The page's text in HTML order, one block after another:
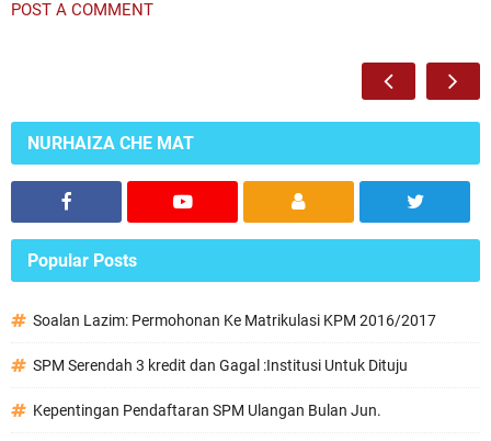
POST A COMMENT
NURHAIZA CHE MAT
Popular Posts
Soalan Lazim: Permohonan Ke Matrikulasi KPM 2016/2017
SPM Serendah 3 kredit dan Gagal :Institusi Untuk Dituju
Kepentingan Pendaftaran SPM Ulangan Bulan Jun.